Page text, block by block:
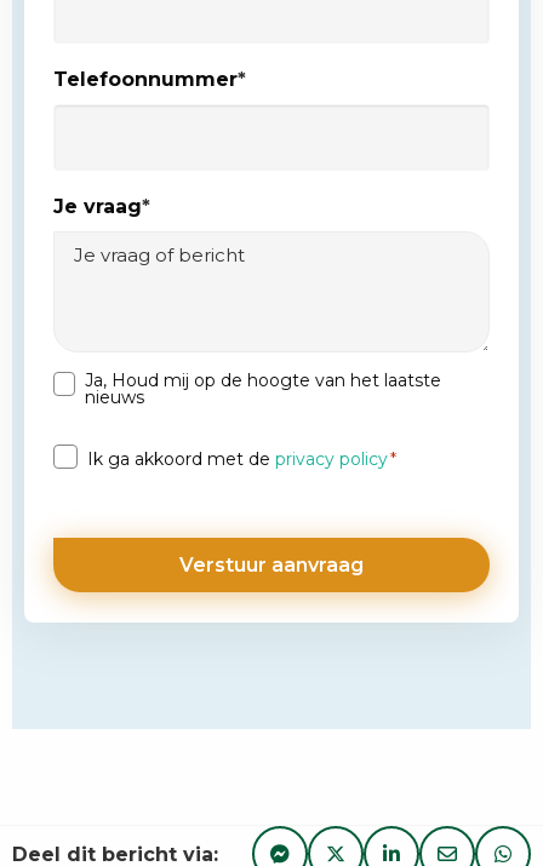
Telefoonnummer*
Je vraag*
Nieuwsbrief
Ja, Houd mij op de hoogte van het laatste
nieuws
Privacy
Ik ga akkoord met de privacy policy*
Deel dit bericht via: